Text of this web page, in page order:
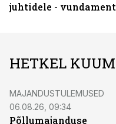
juhtidele - vundament
HETKEL KUUM
MAJANDUSTULEMUSED
06.08.26, 09:34
Põllumajanduse